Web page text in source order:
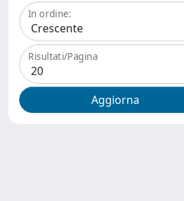
In ordine:
Risultati/Pagina